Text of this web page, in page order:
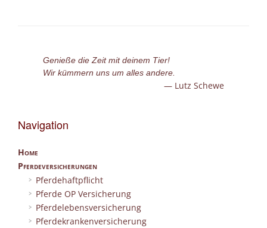
Genieße die Zeit mit deinem Tier!
Wir kümmern uns um alles andere.
Lutz Schewe
Navigation
Home
Pferdeversicherungen
Pferdehaftpflicht
Pferde OP Versicherung
Pferdelebensversicherung
Pferdekrankenversicherung